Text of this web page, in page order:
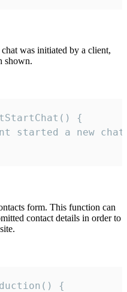
was initiated by a client,
shown.
{
started a new
form. This function can
contact details in order to
{